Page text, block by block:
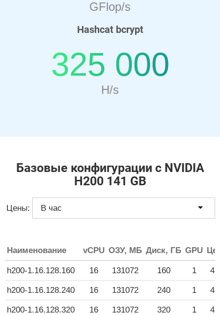
GFlop/s
Hashcat bcrypt
325 000
H/s
Базовые конфигурации с NVIDIA
H200 141 GB
Цены:
Наименование vCPU ОЗУ, МБ Диск, ГБ GPU
h200-1.16.128.160 16 131072 160 1
h200-1.16.128.240 16 131072 240 1
h200-1.16.128.320 16 131072 320 1